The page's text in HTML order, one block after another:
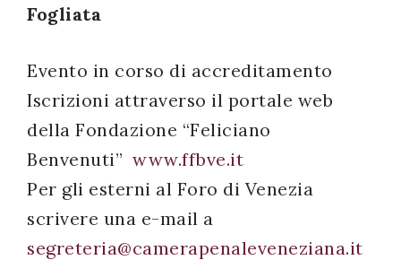
Fogliata
Evento in corso di accreditamento
Iscrizioni attraverso il portale web
della Fondazione “Feliciano
Benvenuti” www.ffbve.it
Per gli esterni al Foro di Venezia
scrivere una e-mail a
segreteria@camerapenaleveneziana.it